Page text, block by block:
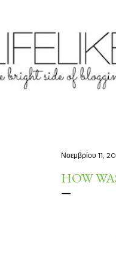
Νοεμβρίου 11,
HOW